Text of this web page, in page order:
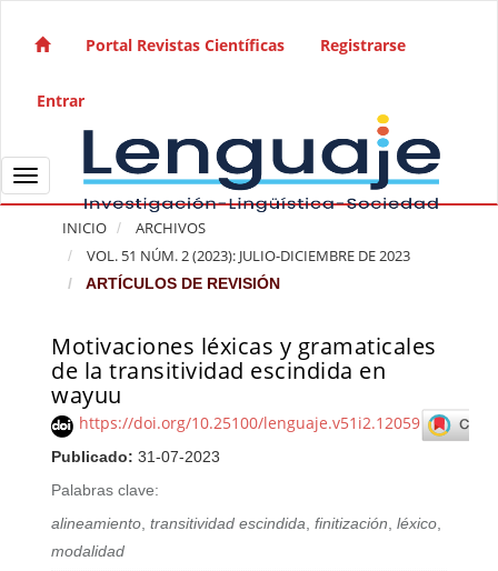
Navegación principal
Barra lateral
Portal Revistas Científicas Registrarse
Entrar
Toggle navigation
INICIO
ARCHIVOS
VOL. 51 NÚM. 2 (2023): JULIO-DICIEMBRE DE 2023
ARTÍCULOS DE REVISIÓN
Motivaciones léxicas y gramaticales
de la transitividad escindida en
wayuu
https://doi.org/10.25100/lenguaje.v51i2.12059
Publicado: 31-07-2023
Palabras clave:
alineamiento,transitividad escindida,finitización,léxico,
modalidad
Barra lateral del artículo